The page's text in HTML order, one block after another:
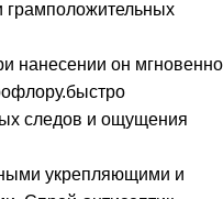
грамположительных
нанесении он мгновенно
следов и ощущения
укрепляющими и